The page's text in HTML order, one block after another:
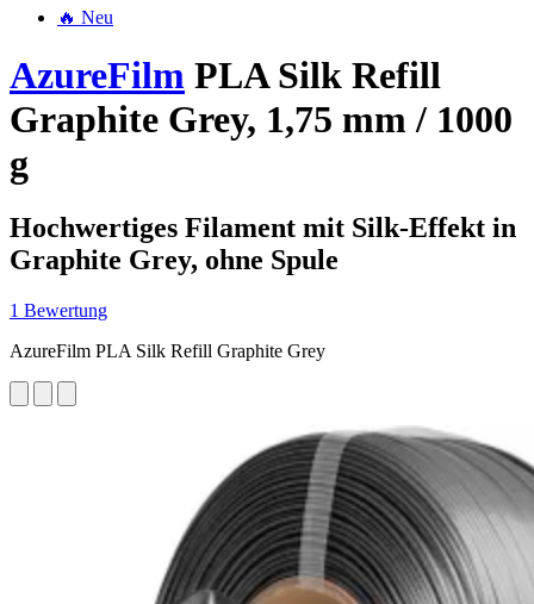
🔥 Neu
AzureFilm PLA Silk Refill
Graphite Grey, 1,75 mm / 1000
g
Hochwertiges Filament mit Silk-Effekt in
Graphite Grey, ohne Spule
1 Bewertung
AzureFilm PLA Silk Refill Graphite Grey